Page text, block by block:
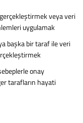
veya veri
uygulamak
başka bir taraf ile veri
onay
tarafların hayati